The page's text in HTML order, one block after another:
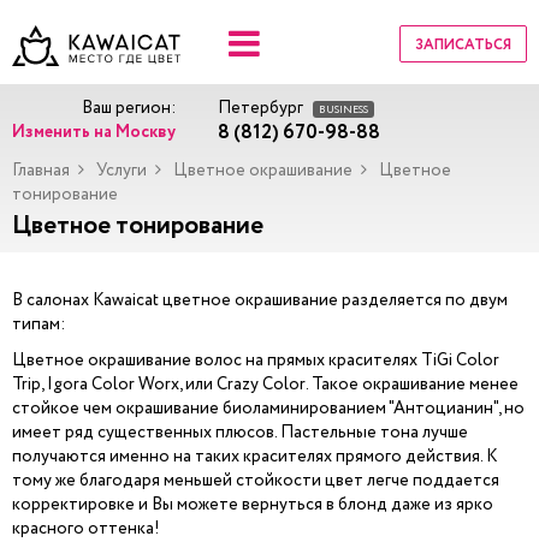
ЗАПИСАТЬСЯ
Ваш регион:
Изменить на Москву
Петербург BUSINESS
8 (812) 670-98-88
Главная Услуги Цветное окрашивание
Цветное
тонирование
Цветное тонирование
В салонах Kawaicat цветное окрашивание разделяется по двум
типам:
Цветное окрашивание волос на прямых красителях TiGi Color
Trip, Igora Color Worx, или Crazy Color. Такое окрашивание менее
стойкое чем окрашивание биоламинированием "Антоцианин", но
имеет ряд существенных плюсов. Пастельные тона лучше
получаются именно на таких красителях прямого действия. К
тому же благодаря меньшей стойкости цвет легче поддается
корректировке и Вы можете вернуться в блонд даже из ярко
красного оттенка!